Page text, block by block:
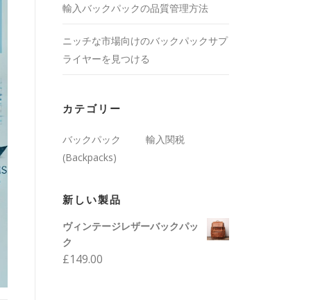
輸入バックパックの品質管理方法
ニッチな市場向けのバックパックサプ
ライヤーを見つける
カテゴリー
バックパック
(Backpacks)
輸入関税
新しい製品
ヴィンテージレザーバックパッ
ク
£149.00